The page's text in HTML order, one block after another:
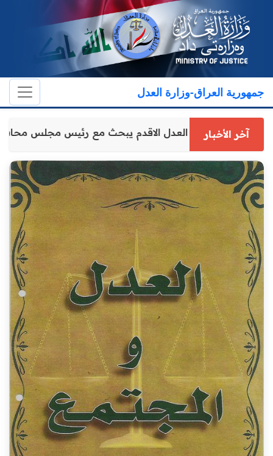
جمهورية العراق-وزارة العدل
آخر الأخباروكيل وزارة العدل الاقدم يبحث مع رئيس مجلس